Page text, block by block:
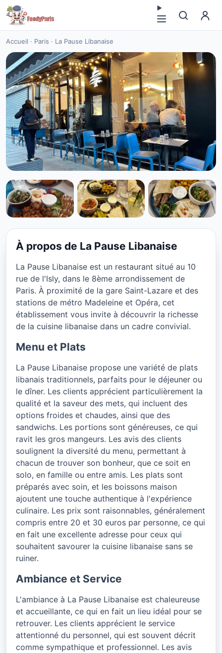
Accueil · Paris · La Pause Libanaise
CUISINE LIBANAISE
La Pause Libanaise à Paris
★ 4.6/5 25 € / personne
À propos de La Pause Libanaise
La Pause Libanaise est un restaurant situé au 10
rue de l'Isly, dans le 8ème arrondissement de
Paris. À proximité de la gare Saint-Lazare et des
stations de métro Madeleine et Opéra, cet
établissement vous invite à découvrir la richesse
de la cuisine libanaise dans un cadre convivial.
Menu et Plats
La Pause Libanaise propose une variété de plats
libanais traditionnels, parfaits pour le déjeuner ou
le dîner. Les clients apprécient particulièrement la
qualité et la saveur des mets, qui incluent des
options froides et chaudes, ainsi que des
sandwichs. Les portions sont généreuses, ce qui
ravit les gros mangeurs. Les avis des clients
soulignent la diversité du menu, permettant à
chacun de trouver son bonheur, que ce soit en
solo, en famille ou entre amis. Les plats sont
préparés avec soin, et les boissons maison
ajoutent une touche authentique à l'expérience
culinaire. Les prix sont raisonnables, généralement
compris entre 20 et 30 euros par personne, ce qui
en fait une excellente adresse pour ceux qui
souhaitent savourer la cuisine libanaise sans se
ruiner.
Ambiance et Service
L'ambiance à La Pause Libanaise est chaleureuse
et accueillante, ce qui en fait un lieu idéal pour se
retrouver. Les clients apprécient le service
attentionné du personnel, qui est souvent décrit
comme sympathique et professionnel. Les avis